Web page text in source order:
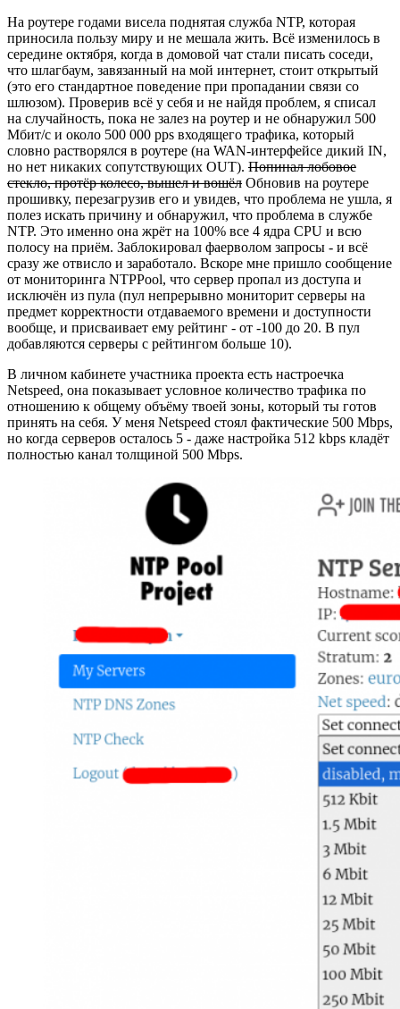
На роутере годами висела поднятая служба NTP, которая
приносила пользу миру и не мешала жить. Всё изменилось в
середине октября, когда в домовой чат стали писать соседи,
что шлагбаум, завязанный на мой интернет, стоит открытый
(это его стандартное поведение при пропадании связи со
шлюзом). Проверив всё у себя и не найдя проблем, я списал
на случайность, пока не залез на роутер и не обнаружил 500
Мбит/с и около 500 000 pps входящего трафика, который
словно растворялся в роутере (на WAN-интерфейсе дикий IN,
но нет никаких сопутствующих OUT). Попинал лобовое
стекло, протёр колесо, вышел и вошёл Обновив на роутере
прошивку, перезагрузив его и увидев, что проблема не ушла, я
полез искать причину и обнаружил, что проблема в службе
NTP. Это именно она жрёт на 100% все 4 ядра CPU и всю
полосу на приём. Заблокировал фаерволом запросы - и всё
сразу же отвисло и заработало. Вскоре мне пришло сообщение
от мониторинга NTPPool, что сервер пропал из доступа и
исключён из пула (пул непрерывно мониторит серверы на
предмет корректности отдаваемого времени и доступности
вообще, и присваивает ему рейтинг - от -100 до 20. В пул
добавляются серверы с рейтингом больше 10).
В личном кабинете участника проекта есть настроечка
Netspeed, она показывает условное количество трафика по
отношению к общему объёму твоей зоны, который ты готов
принять на себя. У меня Netspeed стоял фактические 500 Mbps,
но когда серверов осталось 5 - даже настройка 512 kbps кладёт
полностью канал толщиной 500 Mbps.